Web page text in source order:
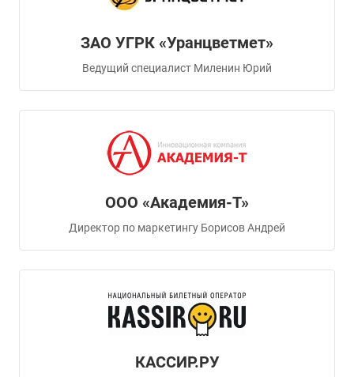
ЗАО УГРК «Уранцветмет»
Ведущий специалист Миленин Юрий
ООО «Академия-Т»
Директор по маркетингу Борисов Андрей
КАССИР.РУ